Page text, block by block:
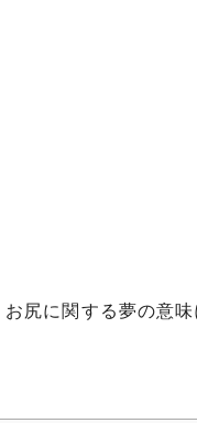
尻に関する夢の意味